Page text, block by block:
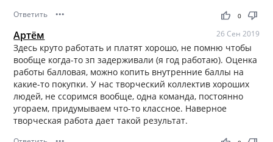
Ответить ••• thumb_up thumb_down
0
Артём 26 Сен 2019
Здесь круто работать и платят хорошо, не помню чтобы
вообще когда-то зп задерживали (я год работаю). Оценка
работы балловая, можно копить внутренние баллы на
какие-то покупки. У нас творческий коллектив хороших
людей, не ссоримся вообще, одна команда, постоянно
угораем, придумываем что-то классное. Наверное
творческая работа дает такой результат.